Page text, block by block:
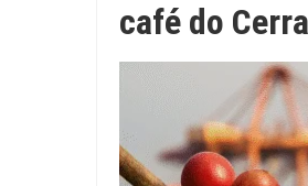
café do